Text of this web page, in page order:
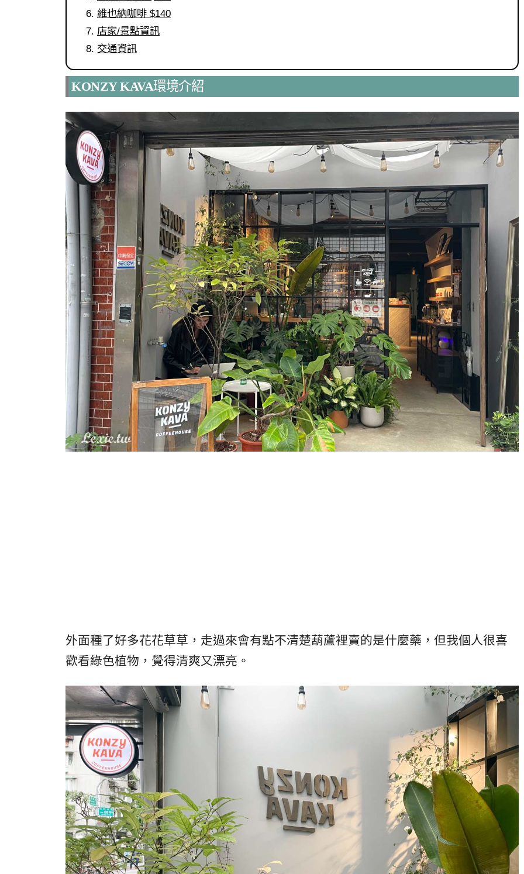
維也納咖啡 $140
店家/景點資訊
交通資訊
KONZY KAVA環境介紹
外面種了好多花花草草，走過來會有點不清楚葫蘆裡賣的是什麼藥，但我個人很喜
歡看綠色植物，覺得清爽又漂亮。